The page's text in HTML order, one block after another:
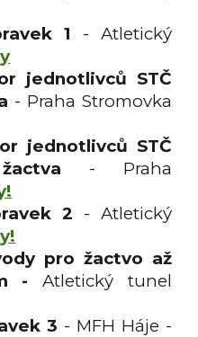
1 - Atletický
jednotlivců STČ
- Praha Stromovka
jednotlivců STČ
- Praha
2 - Atletický
pro žactvo až
- Atletický tunel
3 - MFH Háje -